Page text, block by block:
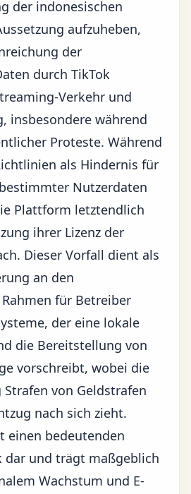
der indonesischen
aufzuheben,
der
durch TikTok
Verkehr und
insbesondere während
Proteste. Während
als Hindernis für
Nutzerdaten
Plattform letztendlich
ihrer Lizenz der
Dieser Vorfall dient als
an den
für Betreiber
der eine lokale
die Bereitstellung von
vorschreibt, wobei die
von Geldstrafen
nach sich zieht.
einen bedeutenden
dar und trägt maßgeblich
Wachstum und E-